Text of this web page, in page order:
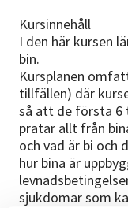
Kursinnehåll
I den här kursen
bin.
Kursplanen
tillfällen) där
så att de första 6
pratar allt från
och vad är bi och
hur bina är
sjukdomar som